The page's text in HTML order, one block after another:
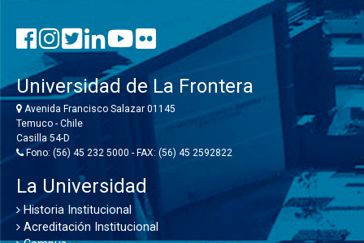
Universidad de La Frontera
Avenida Francisco Salazar 01145
Temuco - Chile
Casilla 54-D
Fono: (56) 45 232 5000 - FAX: (56) 45 2592822
La Universidad
Historia Institucional
Acreditación Institucional